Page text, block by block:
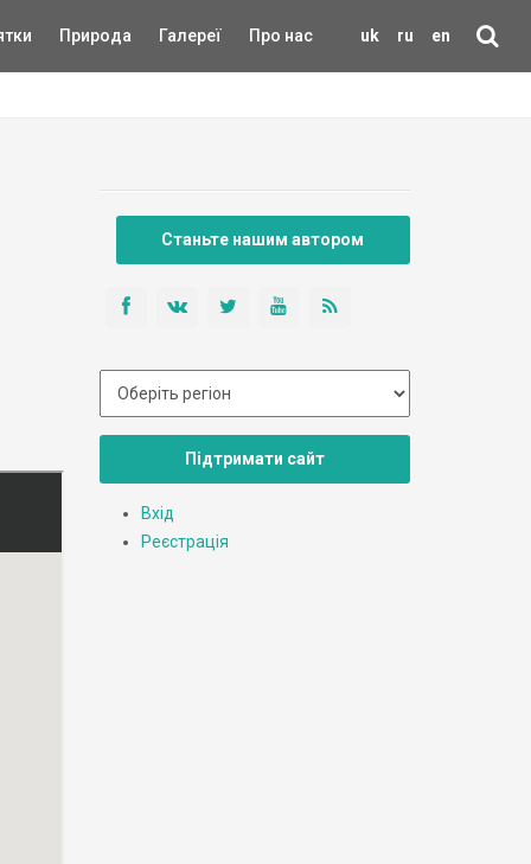
uk ru en
Природа Галереї Про нас
Станьте нашим автором
Підтримати сайт
Вхід
Реєстрація